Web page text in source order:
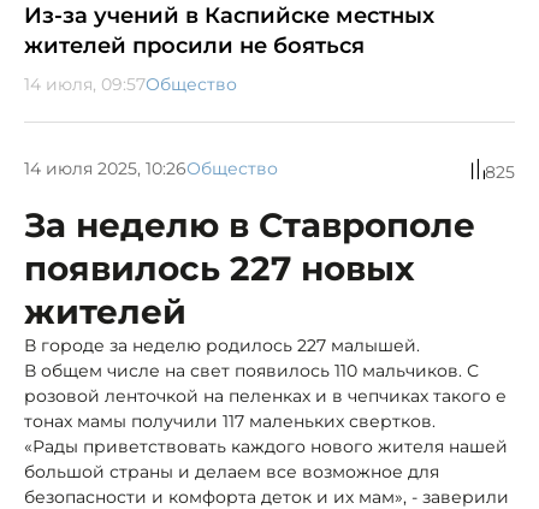
Из-за учений в Каспийске местных
жителей просили не бояться
14 июля, 09:57Общество
14 июля 2025, 10:26Общество 825
За неделю в Ставрополе
появилось 227 новых
жителей
В городе за неделю родилось 227 малышей.
В общем числе на свет появилось 110 мальчиков. С
розовой ленточкой на пеленках и в чепчиках такого е
тонах мамы получили 117 маленьких свертков.
«Рады приветствовать каждого нового жителя нашей
большой страны и делаем все возможное для
безопасности и комфорта деток и их мам», - заверили